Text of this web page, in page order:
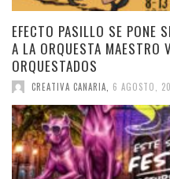
EFECTO PASILLO SE PONE
A LA ORQUESTA MAESTRO
ORQUESTADOS
CREATIVA CANARIA 6 AGOSTO,